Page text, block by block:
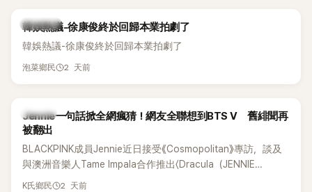
熱議討論
韓娛熱議-徐康俊終於回歸本業拍劇了
韓娛熱議-徐康俊終於回歸本業拍劇了
泡菜鄉民 2 天前
K-POP
Jennie一句話掀全網瘋猜！網友全聯想到BTS V 舊緋聞再
被翻出
BLACKPINK成員Jennie近日接受《Cosmopolitan》專訪，談及
與澳洲音樂人Tame Impala合作推出〈Dracula（JENNIE
Remix）〉的幕後故事，沒想到她一句關於「共同朋友」的回答，
K氏鄉民 2 天前